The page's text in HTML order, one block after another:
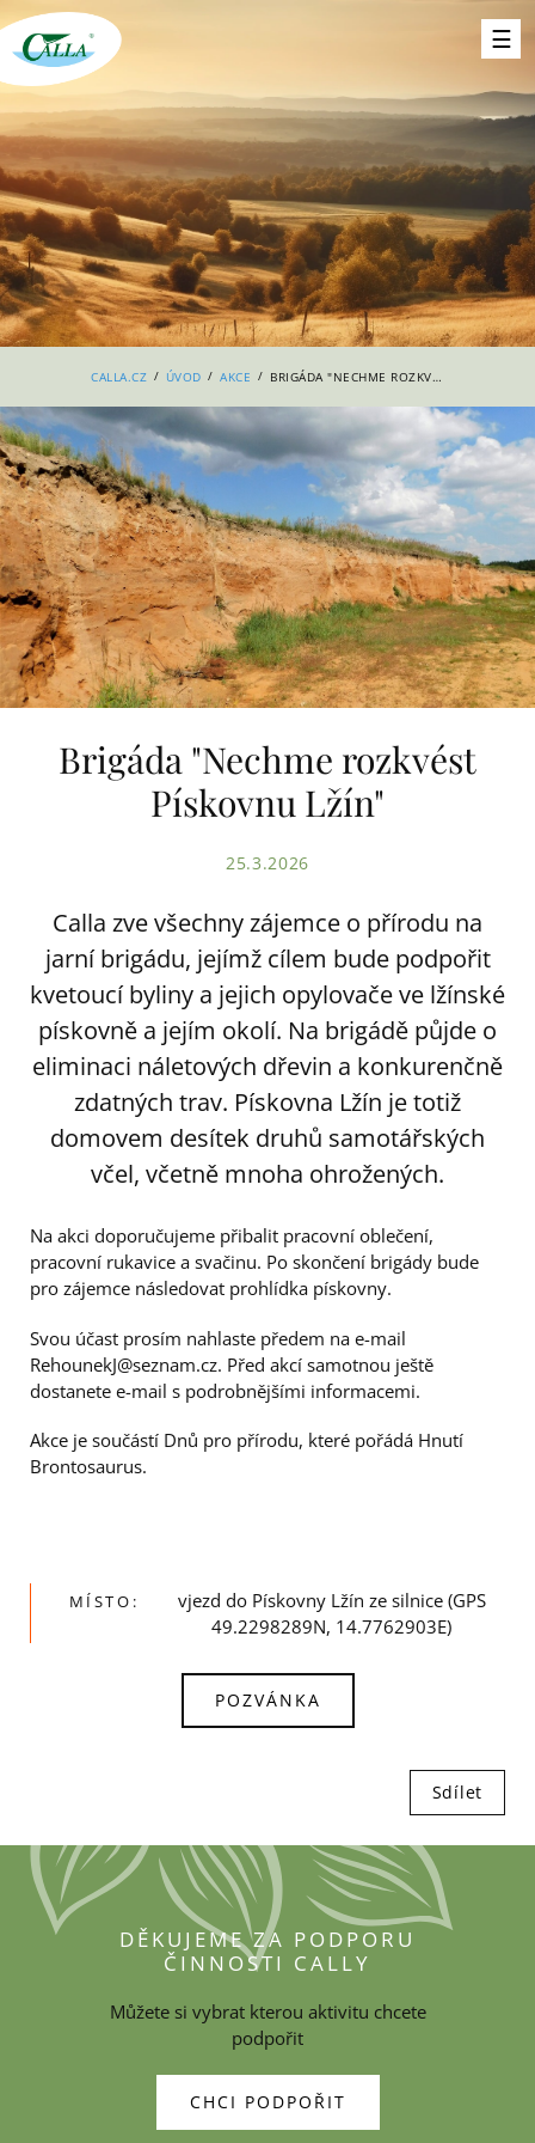
CALLA.CZ / ÚVOD / AKCE / BRIGÁDA "NECHME ROZKVÉST PÍSKOVNU LŽÍN"
Brigáda "Nechme rozkvést
Pískovnu Lžín"
25.3.2026
Calla zve všechny zájemce o přírodu na
jarní brigádu, jejímž cílem bude podpořit
kvetoucí byliny a jejich opylovače ve lžínské
pískovně a jejím okolí. Na brigádě půjde o
eliminaci náletových dřevin a konkurenčně
zdatných trav. Pískovna Lžín je totiž
domovem desítek druhů samotářských
včel, včetně mnoha ohrožených.
Na akci doporučujeme přibalit pracovní oblečení,
pracovní rukavice a svačinu. Po skončení brigády bude
pro zájemce následovat prohlídka pískovny.
Svou účast prosím nahlaste předem na e-mail
RehounekJ@seznam.cz. Před akcí samotnou ještě
dostanete e-mail s podrobnějšími informacemi.
Akce je součástí Dnů pro přírodu, které pořádá Hnutí
Brontosaurus.
MÍSTO:
vjezd do Pískovny Lžín ze silnice (GPS
49.2298289N, 14.7762903E)
POZVÁNKA
Sdílet
DĚKUJEME ZA PODPORU
ČINNOSTI CALLY
Můžete si vybrat kterou aktivitu chcete
podpořit
CHCI PODPOŘIT